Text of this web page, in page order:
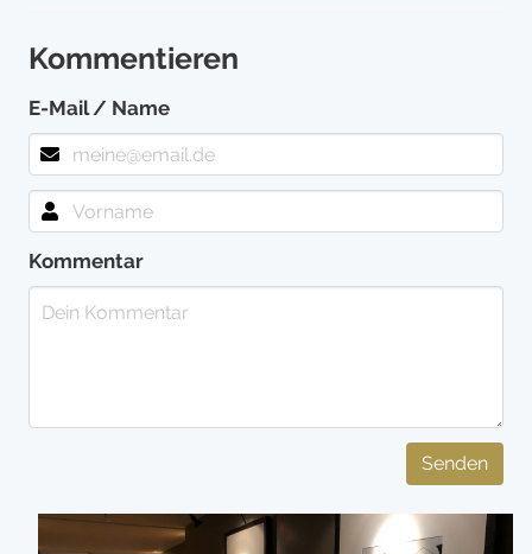
Kommentieren
E-Mail / Name
Kommentar
Senden